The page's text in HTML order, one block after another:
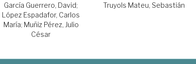
García Guerrero, David;
López Espadafor, Carlos
María; Muñiz Pérez, Julio
César
Truyols Mateu, Sebastián